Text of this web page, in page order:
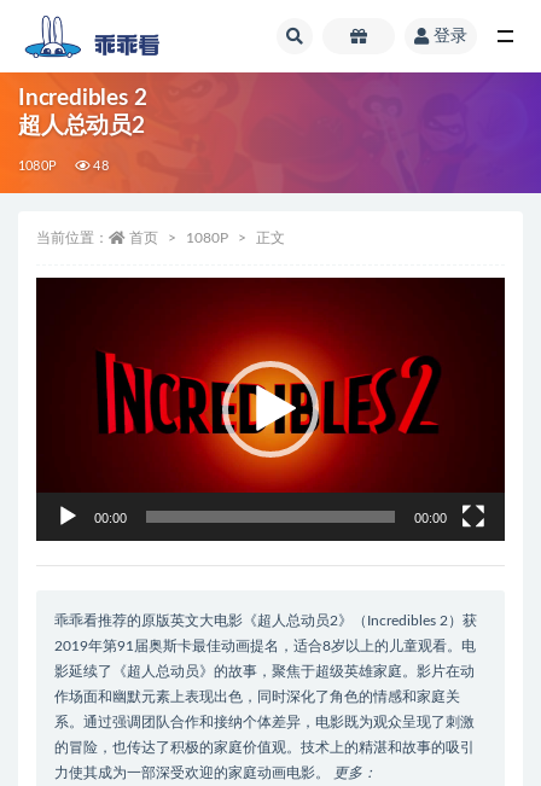
登录
Incredibles 2
超人总动员2
1080P 48
当前位置： 首页 1080P 正文
00:00 00:00
乖乖看推荐的原版英文大电影《超人总动员2》（Incredibles 2）获
2019年第91届奥斯卡最佳动画提名，适合8岁以上的儿童观看。电
影延续了《超人总动员》的故事，聚焦于超级英雄家庭。影片在动
作场面和幽默元素上表现出色，同时深化了角色的情感和家庭关
系。通过强调团队合作和接纳个体差异，电影既为观众呈现了刺激
的冒险，也传达了积极的家庭价值观。技术上的精湛和故事的吸引
力使其成为一部深受欢迎的家庭动画电影。
更多：